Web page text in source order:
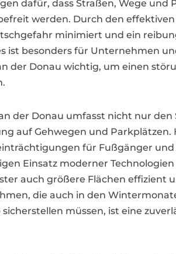
dafür, dass Straßen, Wege und
werden. Durch den effektiven
minimiert und ein
ist besonders für Unternehmen
der Donau wichtig, um einen
der Donau umfasst nicht nur den
auf Gehwegen und Parkplätzen.
für Fußgänger
Einsatz moderner
auch größere Flächen effizient
die auch in den
müssen, ist eine